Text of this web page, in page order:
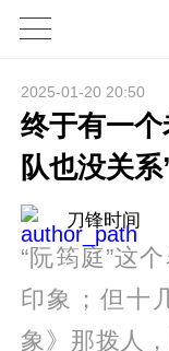
2025-01-20 20:50
终于有一
队也没关系
刀锋时间
“阮筠庭”这
印象；但十
象》那拨人